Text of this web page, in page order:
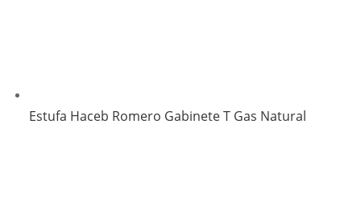
Estufa Haceb Romero Gabinete T Gas Natural